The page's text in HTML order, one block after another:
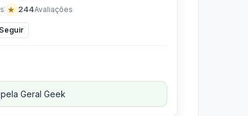
★ 244Avaliações
Seguir
Geral Geek